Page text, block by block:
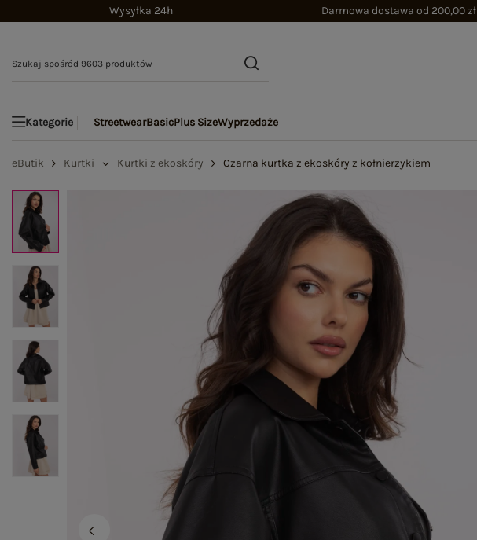
Wysyłka 24h Darmowa dostawa od 200,00 zł
Kategorie StreetwearBasicPlus SizeWyprzedaże
eButik Kurtki Kurtki z ekoskóry Czarna kurtka z ekoskóry z kołnierzykiem